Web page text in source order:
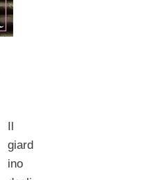
Il
giard
ino